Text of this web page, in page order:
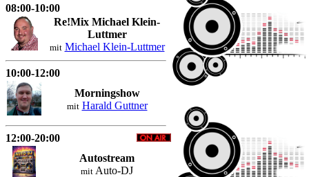
08:00-10:00
Re!Mix Michael Klein-
Luttmer
mit Michael Klein-Luttmer
10:00-12:00
Morningshow
mit Harald Guttner
12:00-20:00
Autostream
mit Auto-DJ